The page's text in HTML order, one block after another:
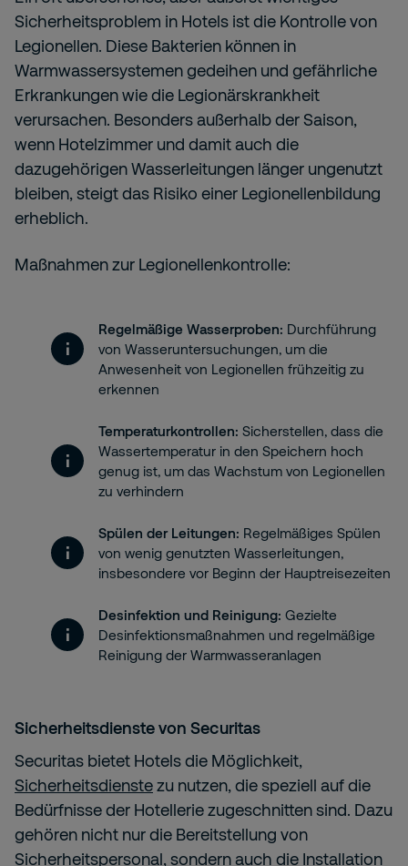
Sicherheitsproblem in Hotels ist die Kontrolle von
Legionellen. Diese Bakterien können in
Warmwassersystemen gedeihen und gefährliche
Erkrankungen wie die Legionärskrankheit
verursachen. Besonders außerhalb der Saison,
wenn Hotelzimmer und damit auch die
dazugehörigen Wasserleitungen länger ungenutzt
bleiben, steigt das Risiko einer Legionellenbildung
erheblich.
Maßnahmen zur Legionellenkontrolle:
Regelmäßige Wasserproben: Durchführung
von Wasseruntersuchungen, um die
Anwesenheit von Legionellen frühzeitig zu
erkennen
Temperaturkontrollen: Sicherstellen, dass die
Wassertemperatur in den Speichern hoch
genug ist, um das Wachstum von Legionellen
zu verhindern
Spülen der Leitungen: Regelmäßiges Spülen
von wenig genutzten Wasserleitungen,
insbesondere vor Beginn der Hauptreisezeiten
Desinfektion und Reinigung: Gezielte
Desinfektionsmaßnahmen und regelmäßige
Reinigung der Warmwasseranlagen
Sicherheitsdienste von Securitas
Securitas bietet Hotels die Möglichkeit,
Sicherheitsdienstezu nutzen, die speziell auf die
Bedürfnisse der Hotellerie zugeschnitten sind. Dazu
gehören nicht nur die Bereitstellung von
Sicherheitspersonal, sondern auch die Installation